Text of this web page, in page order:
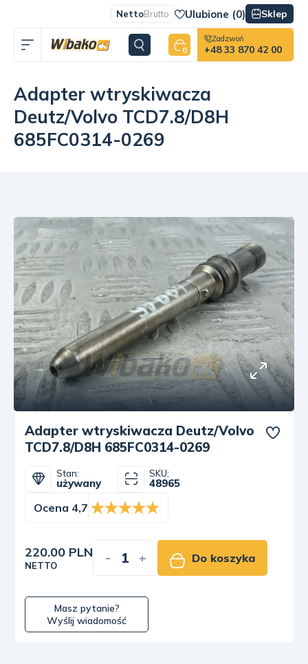
NettoBrutto Ulubione (0) Sklep
0
Zadzwoń
+48 33 870 42 00
Adapter wtryskiwacza
Deutz/Volvo TCD7.8/D8H
685FC0314-0269
Adapter wtryskiwacza Deutz/Volvo
TCD7.8/D8H 685FC0314-0269
Stan:
używany
SKU:
48965
Ocena 4,7
220.00 PLN
NETTO - + Do koszyka
Masz pytanie?
Wyślij wiadomość